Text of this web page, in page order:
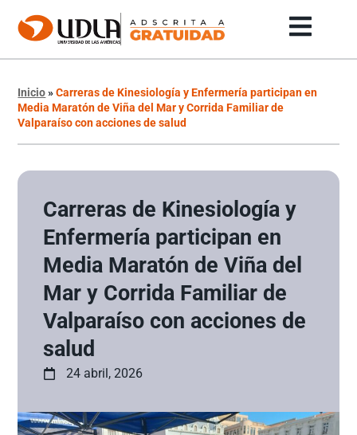
Inicio»Carreras de Kinesiología y Enfermería participan en
Media Maratón de Viña del Mar y Corrida Familiar de
Valparaíso con acciones de salud
Carreras de Kinesiología y
Enfermería participan en
Media Maratón de Viña del
Mar y Corrida Familiar de
Valparaíso con acciones de
salud
24 abril, 2026